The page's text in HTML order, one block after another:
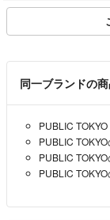
#RAGTAGonline
#レディース
#ワンピース_レディ
ルイアネックス店 /
/ RAGTAGニュウ
TAGなんばパーク
島府中店 /
rt銀座店 / rt名古屋店
同一ブランドの
PUBLIC TOKYO
PUBLIC
PUBLIC
PUBLIC